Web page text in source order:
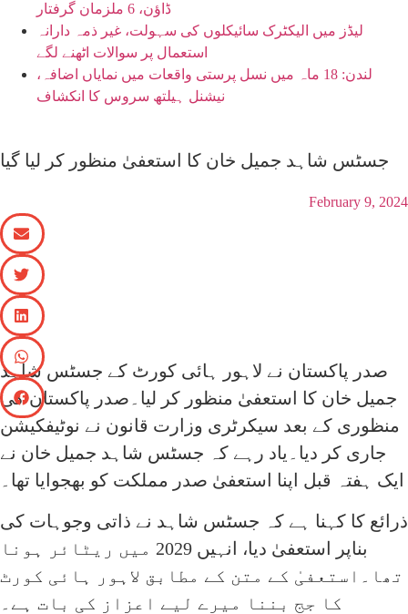
ڈاؤن، 6 ملزمان گرفتار
لیڈز میں الیکٹرک سائیکلوں کی سہولت، غیر ذمہ دارانہ
استعمال پر سوالات اٹھنے لگے
لندن: 18 ماہ میں نسل پرستی واقعات میں نمایاں اضافہ،
نیشنل ہیلتھ سروس کا انکشاف
جسٹس شاہد جمیل خان کا استعفیٰ منظور کر لیا گیا
February 9, 2024
صدر پاکستان نے لاہور ہائی کورٹ کے جسٹس شاہد
جمیل خان کا استعفیٰ منظور کر لیا۔صدر پاکستان کی
منظوری کے بعد سیکرٹری وزارت قانون نے نوٹیفکیشن
جاری کر دیا۔یاد رہے کہ جسٹس شاہد جمیل خان نے
ایک ہفتہ قبل اپنا استعفیٰ صدر مملکت کو بھجوایا تھا۔
ذرائع کا کہنا ہے کہ جسٹس شاہد نے ذاتی وجوہات کی
بناپر استعفیٰ دیا، انہیں 2029 میں ریٹائر ہونا
تھا۔استعفیٰ کے متن کے مطابق لاہور ہائی کورٹ
کا جج بننا میرے لیے اعزاز کی بات ہے۔